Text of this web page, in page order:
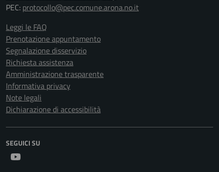
PEC: protocollo@pec.comune.arona.no.it
Leggi le FAQ
Prenotazione appuntamento
Segnalazione disservizio
Richiesta assistenza
Amministrazione trasparente
Informativa privacy
Note legali
Dichiarazione di accessibilità
SEGUICI SU